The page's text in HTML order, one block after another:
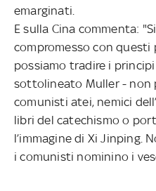
emarginati.
E sulla Cina commenta:
compromesso con
possiamo tradire i
sottolineato Muller - non
comunisti atei, nemici
libri del catechismo o
l’immagine di Xi Jinping.
i comunisti nominino i